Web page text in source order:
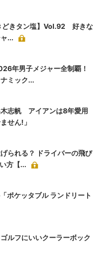
どきタン塩】Vol.92 好きな
...
年男子メジャー全制覇！
ミック...
木志帆 アイアンは8年愛用
せん!」
られる？ ドライバーの飛び
方【...
ポケッタブル ランドリート
ルフにいいクーラーボック